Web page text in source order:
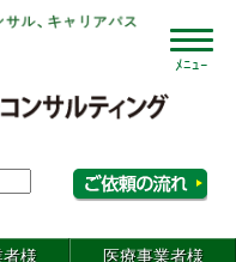
者様
医療事業者様